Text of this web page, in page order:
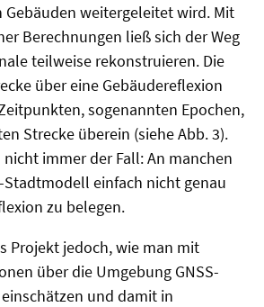
Gebäuden weitergeleitet wird. Mit
Berechnungen ließ sich der Weg
teilweise rekonstruieren. Die
über eine Gebäudereflexion
sogenannten Epochen,
Strecke überein (siehe Abb. 3).
immer der Fall: An manchen
Stadtmodell einfach nicht genau
zu belegen.
Projekt jedoch, wie man mit
über die Umgebung GNSS-
und damit in